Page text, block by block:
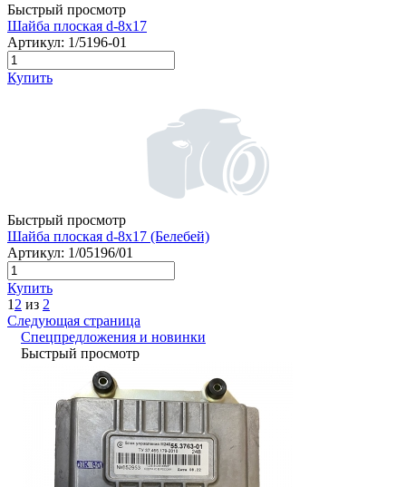
Быстрый просмотр
Шайба плоская d-8х17
Артикул: 1/5196-01
Купить
Быстрый просмотр
Шайба плоская d-8х17 (Белебей)
Артикул: 1/05196/01
Купить
12 из 2
Следующая страница
Спецпредложения и новинки
Быстрый просмотр